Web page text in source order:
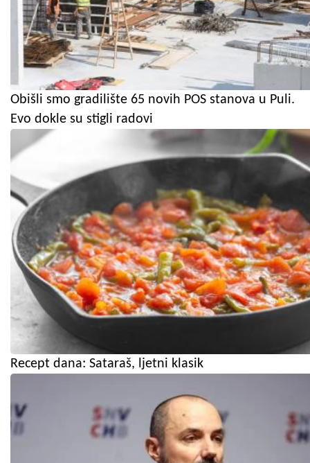
Obišli smo gradilište 65 novih POS stanova u Puli.
Evo dokle su stigli radovi
Recept dana: Sataraš, ljetni klasik